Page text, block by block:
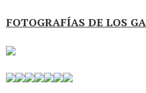
FOTOGRAFÍAS DE LOS